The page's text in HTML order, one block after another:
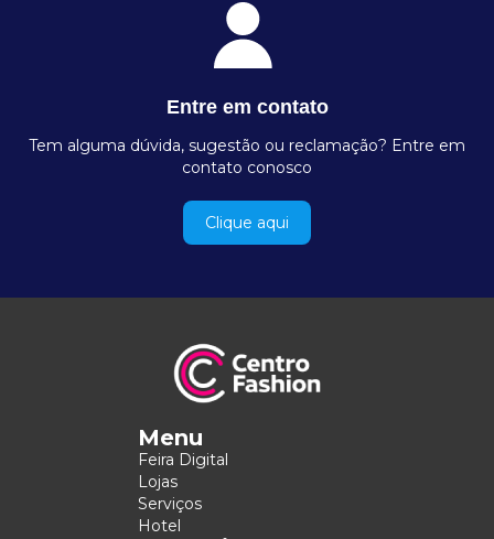
Entre em contato
Tem alguma dúvida, sugestão ou reclamação? Entre em
contato conosco
Clique aqui
Menu
Feira Digital
Lojas
Serviços
Hotel